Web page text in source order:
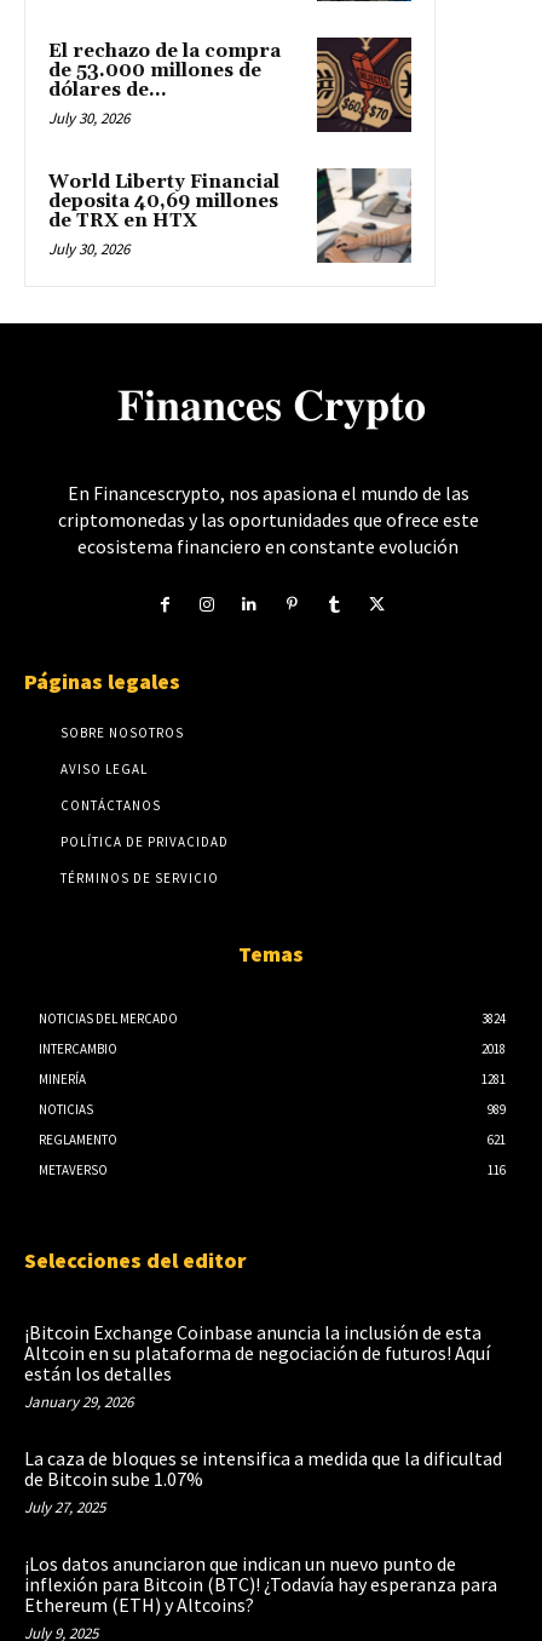
El rechazo de la compra
de 53.000 millones de
dólares de...
July 30, 2026
World Liberty Financial
deposita 40,69 millones
de TRX en HTX
July 30, 2026
𝐅𝐢𝐧𝐚𝐧𝐜𝐞𝐬 𝐂𝐫𝐲𝐩𝐭𝐨
En Financescrypto, nos apasiona el mundo de las
criptomonedas y las oportunidades que ofrece este
ecosistema financiero en constante evolución
Páginas legales
SOBRE NOSOTROS
AVISO LEGAL
CONTÁCTANOS
POLÍTICA DE PRIVACIDAD
TÉRMINOS DE SERVICIO
Temas
NOTICIAS DEL MERCADO
3824
INTERCAMBIO
2018
MINERÍA
1281
NOTICIAS
989
REGLAMENTO
621
METAVERSO
116
Selecciones del editor
¡Bitcoin Exchange Coinbase anuncia la inclusión de esta
Altcoin en su plataforma de negociación de futuros! Aquí
están los detalles
January 29, 2026
La caza de bloques se intensifica a medida que la dificultad
de Bitcoin sube 1.07%
July 27, 2025
¡Los datos anunciaron que indican un nuevo punto de
inflexión para Bitcoin (BTC)! ¿Todavía hay esperanza para
Ethereum (ETH) y Altcoins?
July 9, 2025